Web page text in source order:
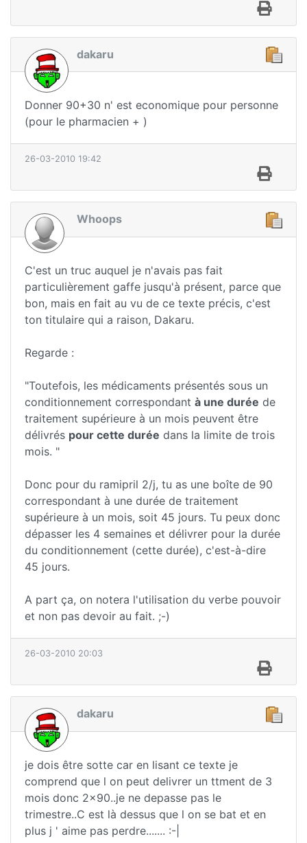
dakaru
Donner 90+30 n' est economique pour personne
(pour le pharmacien + )
26-03-2010 19:42
Whoops
C'est un truc auquel je n'avais pas fait
particulièrement gaffe jusqu'à présent, parce que
bon, mais en fait au vu de ce texte précis, c'est
ton titulaire qui a raison, Dakaru.
Regarde :
"Toutefois, les médicaments présentés sous un
conditionnement correspondant à une durée de
traitement supérieure à un mois peuvent être
délivrés pour cette durée dans la limite de trois
mois. "
Donc pour du ramipril 2/j, tu as une boîte de 90
correspondant à une durée de traitement
supérieure à un mois, soit 45 jours. Tu peux donc
dépasser les 4 semaines et délivrer pour la durée
du conditionnement (cette durée), c'est-à-dire
45 jours.
A part ça, on notera l'utilisation du verbe pouvoir
et non pas devoir au fait. ;-)
26-03-2010 20:03
dakaru
je dois être sotte car en lisant ce texte je
comprend que l on peut delivrer un ttment de 3
mois donc 2x90..je ne depasse pas le
trimestre..C est là dessus que l on se bat et en
plus j ' aime pas perdre....... :-|